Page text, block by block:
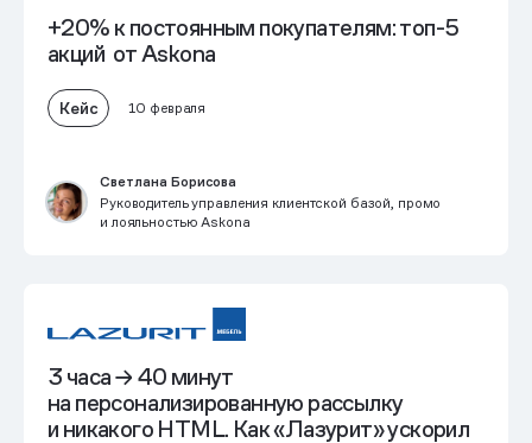
+20% к постоянным покупателям:топ-5
акций от Askona
Кейс 10 февраля
Светлана Борисова
Руководитель управления клиентской базой, промо
и лояльностью Askona
3 часа → 40 минут
на персонализированную рассылку
и никакого HTML. Как «Лазурит» ускорил